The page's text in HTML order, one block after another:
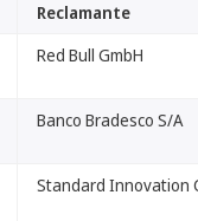
Reclamante
Red Bull GmbH
Banco Bradesco S/A
Standard Innovation